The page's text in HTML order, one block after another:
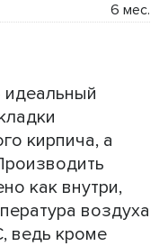
6 мес.
кирпича, а
как внутри,
воздуха
ведь кроме